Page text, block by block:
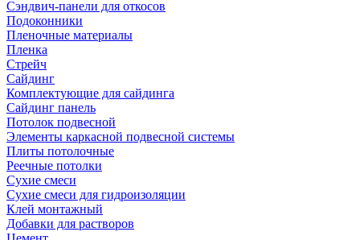
Сэндвич-панели для откосов
Подоконники
Пленочные материалы
Пленка
Стрейч
Сайдинг
Комплектующие для сайдинга
Сайдинг панель
Потолок подвесной
Элементы каркасной подвесной системы
Плиты потолочные
Реечные потолки
Сухие смеси
Сухие смеси для гидроизоляции
Клей монтажный
Добавки для растворов